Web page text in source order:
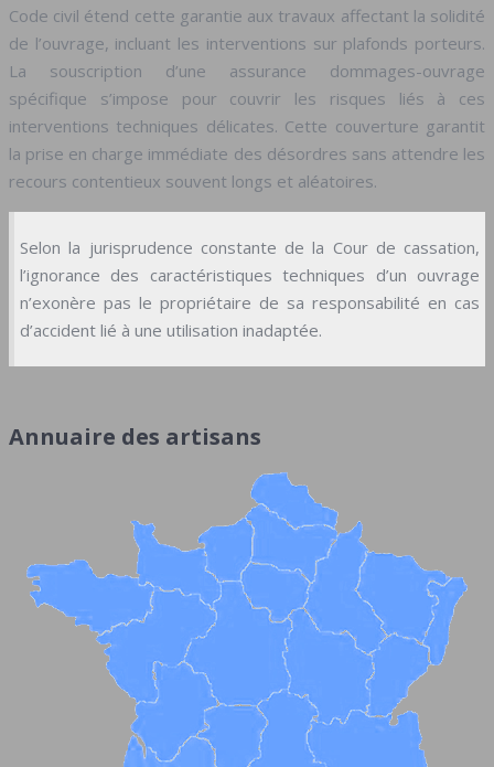
Code civil étend cette garantie aux travaux affectant la solidité
de l’ouvrage, incluant les interventions sur plafonds porteurs.
La souscription d’une assurance dommages-ouvrage
spécifique s’impose pour couvrir les risques liés à ces
interventions techniques délicates. Cette couverture garantit
la prise en charge immédiate des désordres sans attendre les
recours contentieux souvent longs et aléatoires.
Selon la jurisprudence constante de la Cour de cassation,
l’ignorance des caractéristiques techniques d’un ouvrage
n’exonère pas le propriétaire de sa responsabilité en cas
d’accident lié à une utilisation inadaptée.
Annuaire des artisans